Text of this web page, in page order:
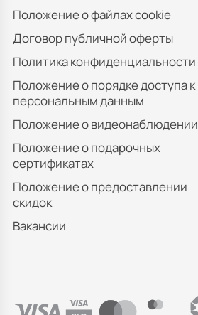
Положение о файлах cookie
Договор публичной оферты
Политика конфиденциальности
Положение о порядке доступа к
персональным данным
Положение о видеонаблюдении
Положение о подарочных
сертификатах
Положение о предоставлении
скидок
Вакансии